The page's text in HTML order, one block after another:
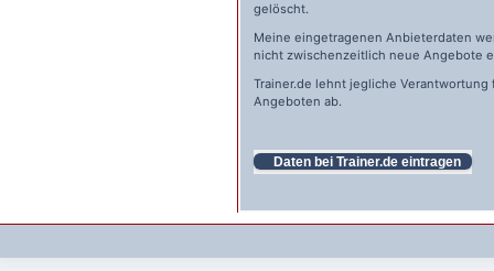
gelöscht.
Meine eingetragenen Anbieterdaten
nicht zwischenzeitlich neue Angebote
Trainer.de lehnt jegliche
Angeboten ab.
Daten bei Trainer.de eintragen